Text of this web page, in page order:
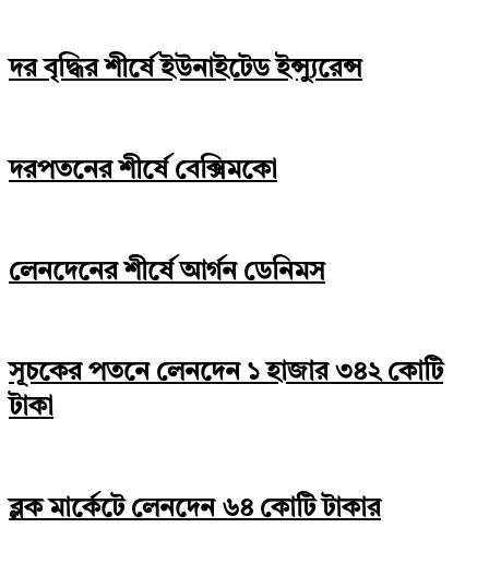
দর বৃদ্ধির শীর্ষে ইউনাইটেড ইন্স্যুরেন্স
দরপতনের শীর্ষে বেক্সিমকো
লেনদেনের শীর্ষে আর্গন ডেনিমস
সূচকের পতনে লেনদেন ১ হাজার ৩৪২ কোটি
টাকা
ব্লক মার্কেটে লেনদেন ৬৪ কোটি টাকার